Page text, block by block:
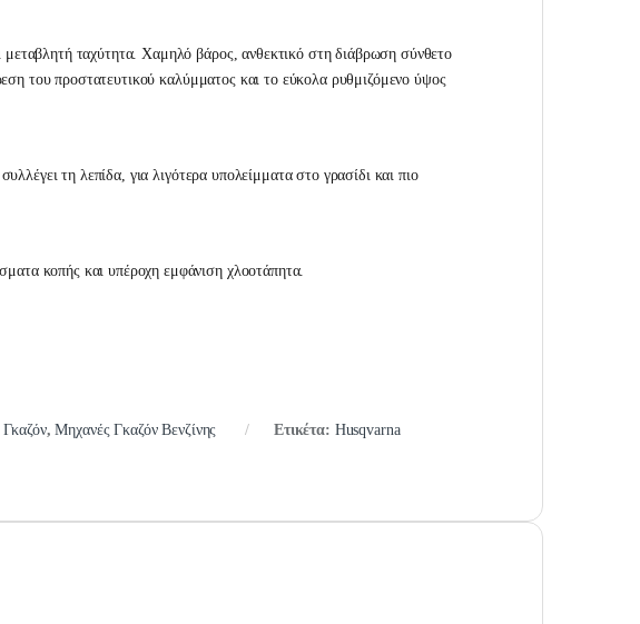
ταχύτητα. Χαμηλό βάρος, ανθεκτικό στη διάβρωση σύνθετο
του προστατευτικού καλύμματος και το εύκολα ρυθμιζόμενο ύψος
τη λεπίδα, για λιγότερα υπολείμματα στο γρασίδι και πιο
κοπής και υπέροχη εμφάνιση χλοοτάπητα.
,Μηχανές Γκαζόν Βενζίνης Ετικέτα: Husqvarna